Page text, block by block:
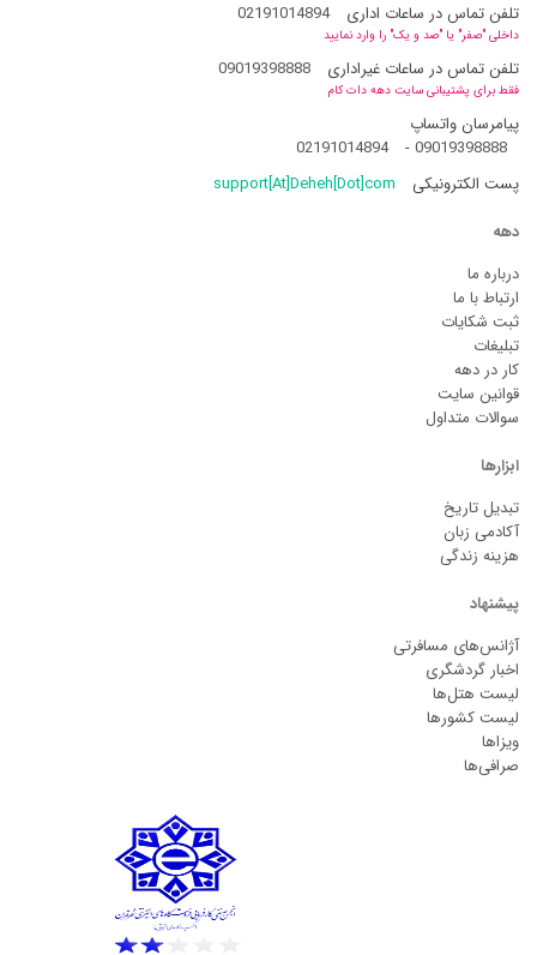
تلفن تماس در ساعات اداری
02191014894
داخلی "صفر" یا "صد و یک" را وارد نمایید
تلفن تماس در ساعات غیراداری 09019398888
فقط برای پشتیبانی سایت دهه دات کام
پیامرسان واتساپ
09019398888
-
02191014894
پست الکترونیکی
support[At]Deheh[Dot]com
دهه
درباره ما
ارتباط با ما
ثبت شکایات
تبلیغات
کار در دهه
قوانین سایت
سوالات متداول
ابزارها
تبدیل تاریخ
آکادمی زبان
هزینه زندگی
پیشنهاد
آژانس‌های مسافرتی
اخبار گردشگری
لیست هتل‌ها
لیست کشورها
ویزاها
صرافی‌ها